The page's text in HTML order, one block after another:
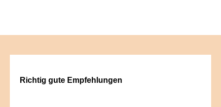
Richtig gute Empfehlungen